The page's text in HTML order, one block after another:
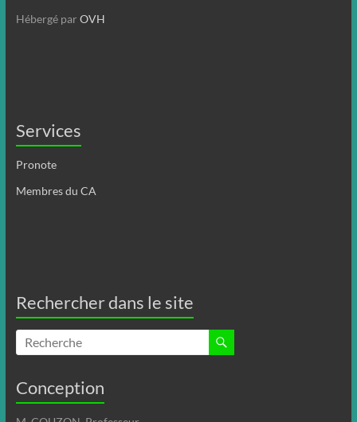
Hébergé par OVH
Services
Pronote
Membres du CA
Rechercher dans le site
Conception